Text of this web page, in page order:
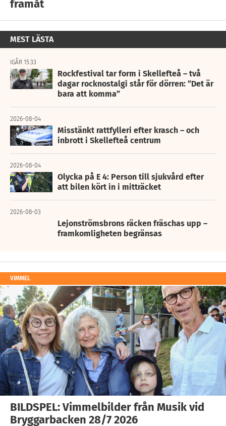
framåt
MEST LÄSTA
IGÅR 15:33
Rockfestival tar form i Skellefteå – två
dagar rocknostalgi står för dörren: ”Det är
bara att komma”
2026-08-04
Misstänkt rattfylleri efter krasch – och
inbrott i Skellefteå centrum
2026-08-04
Olycka på E 4: Person till sjukvård efter
att bilen kört in i mitträcket
2026-08-03
Lejonströmsbrons räcken fräschas upp –
framkomligheten begränsas
VIMMEL
BILDSPEL: Vimmelbilder från Musik vid
Bryggarbacken 28/7 2026